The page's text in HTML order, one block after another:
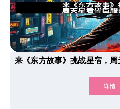
来《东方故事》挑战星宿，
详情